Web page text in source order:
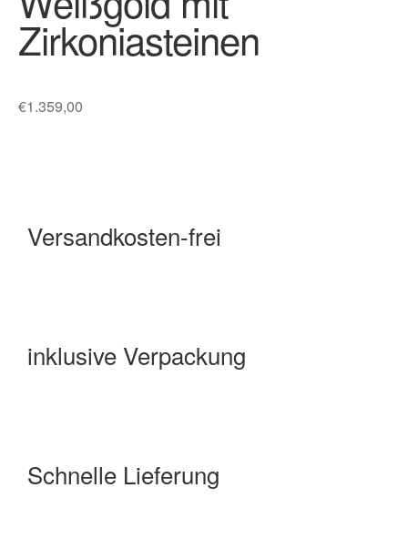
Zirkoniasteinen
€1.359,00
Versandkosten-frei
inklusive Verpackung
Schnelle Lieferung